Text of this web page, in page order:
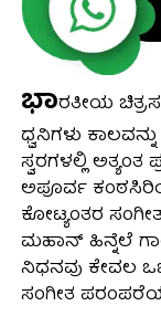
ಭಾರತೀಯ
ಧ್ವನಿಗಳು
ಸ್ವರಗಳಲ್ಲಿ
ಅಪೂರ್ವ
ಕೋಟ್ಯಂತರ
ಮಹಾನ್ ಹಿನ್ನೆಲೆ
ನಿಧನವು ಕೇವಲ
ಸಂಗೀತ